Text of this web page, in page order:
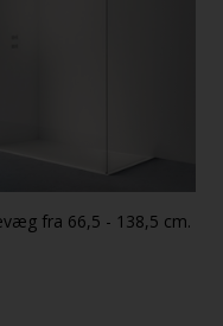
fra 66,5 - 138,5 cm.